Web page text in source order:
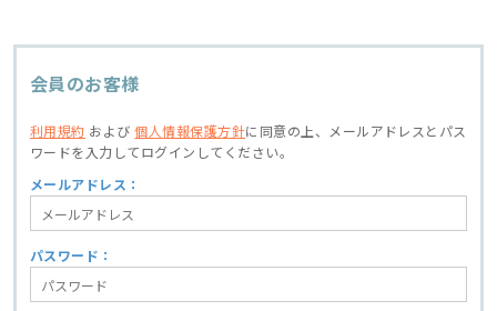
会員のお客様
利用規約 および個人情報保護方針に同意の上、
メールアドレスとパス
ワードを入力してログインしてください。
メールアドレス：
パスワード：